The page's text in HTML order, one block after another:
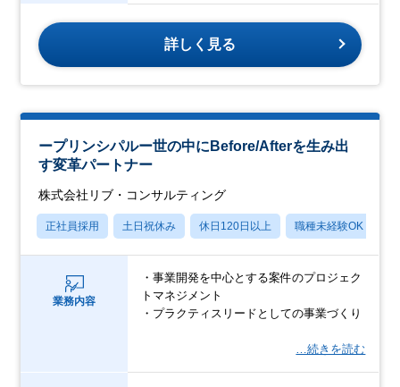
詳しく見る
ープリンシパルー世の中にBefore/Afterを生み出
す変革パートナー
株式会社リブ・コンサルティング
正社員採用 土日祝休み 休日120日以上 職種未経験OK
業務内容
・事業開発を中心とする案件のプロジェク
トマネジメント
・プラクティスリードとしての事業づくり
…続きを読む